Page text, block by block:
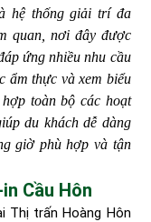
hệ thống giải trí đa
quan, nơi đây được
ứng nhiều nhu cầu
ẩm thực và xem biểu
toàn bộ các hoạt
du khách dễ dàng
giờ phù hợp và tận
Cầu Hôn
Thị trấn Hoàng Hôn